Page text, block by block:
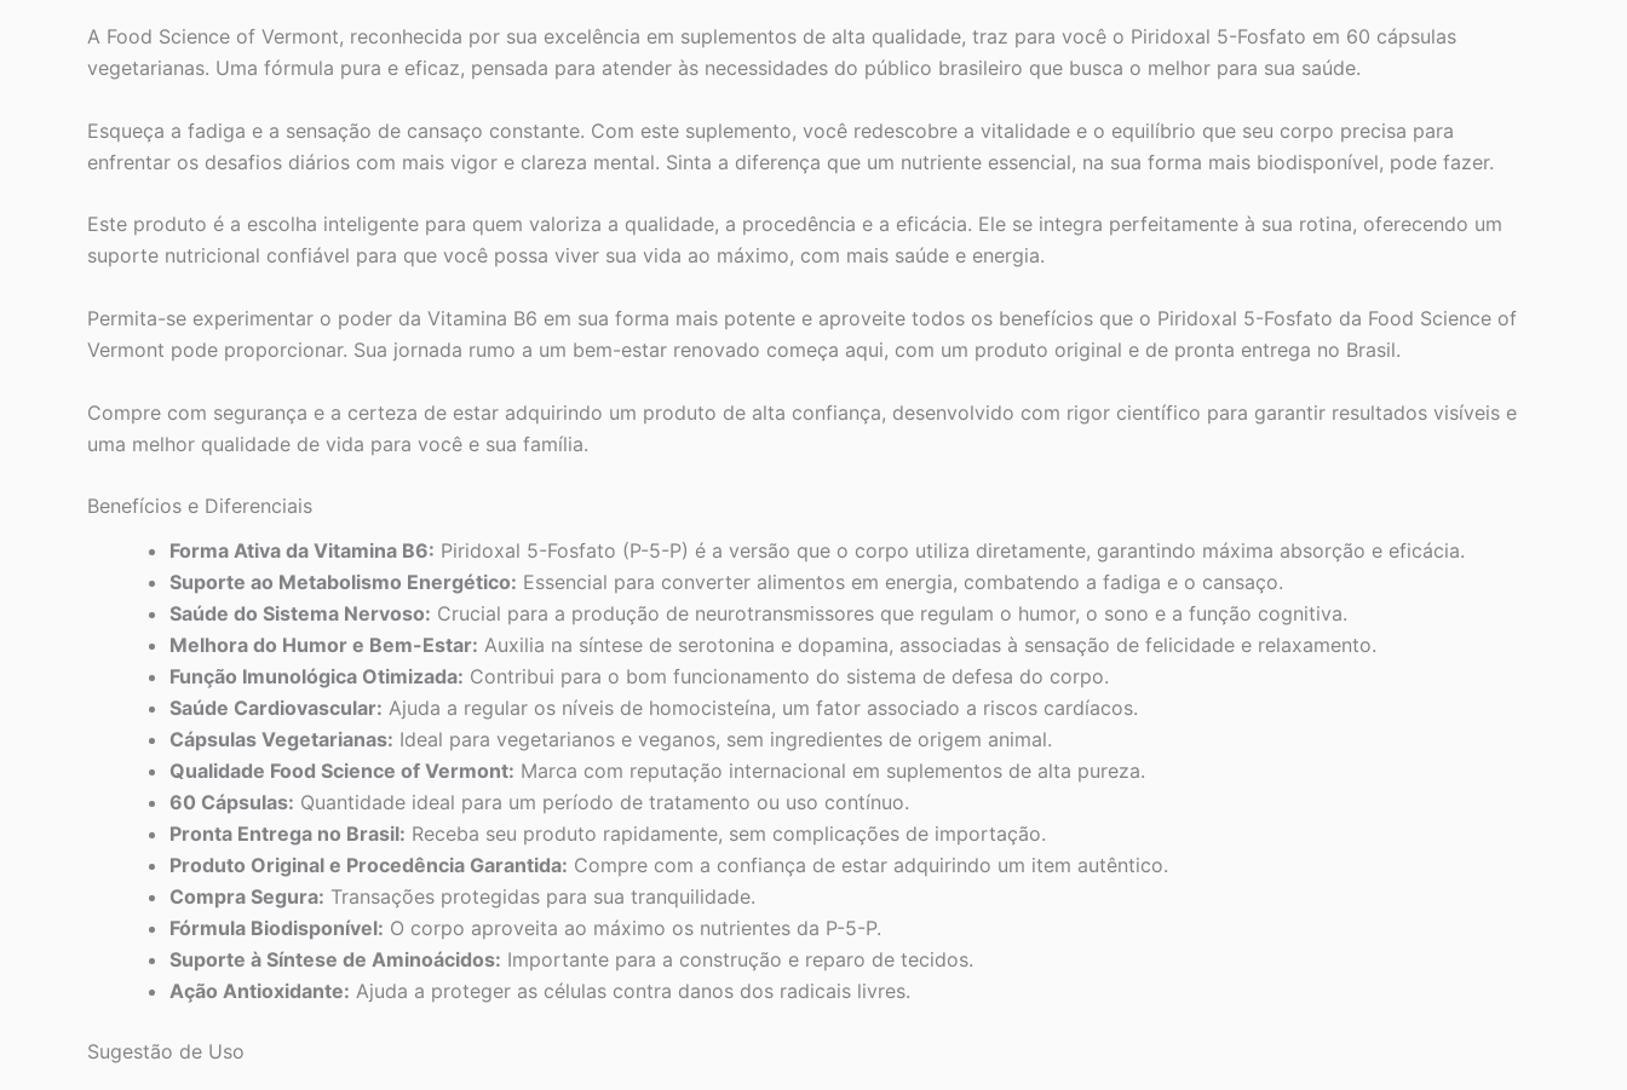
A Food Science of Vermont, reconhecida por sua excelência em suplementos de alta qualidade, traz para você o Piridoxal 5-Fosfato em 60 cápsulas
vegetarianas. Uma fórmula pura e eficaz, pensada para atender às necessidades do público brasileiro que busca o melhor para sua saúde.
Esqueça a fadiga e a sensação de cansaço constante. Com este suplemento, você redescobre a vitalidade e o equilíbrio que seu corpo precisa para
enfrentar os desafios diários com mais vigor e clareza mental. Sinta a diferença que um nutriente essencial, na sua forma mais biodisponível, pode fazer.
Este produto é a escolha inteligente para quem valoriza a qualidade, a procedência e a eficácia. Ele se integra perfeitamente à sua rotina, oferecendo um
suporte nutricional confiável para que você possa viver sua vida ao máximo, com mais saúde e energia.
Permita-se experimentar o poder da Vitamina B6 em sua forma mais potente e aproveite todos os benefícios que o Piridoxal 5-Fosfato da Food Science of
Vermont pode proporcionar. Sua jornada rumo a um bem-estar renovado começa aqui, com um produto original e de pronta entrega no Brasil.
Compre com segurança e a certeza de estar adquirindo um produto de alta confiança, desenvolvido com rigor científico para garantir resultados visíveis e
uma melhor qualidade de vida para você e sua família.
Benefícios e Diferenciais
Forma Ativa da Vitamina B6: Piridoxal 5-Fosfato (P-5-P) é a versão que o corpo utiliza diretamente, garantindo máxima absorção e eficácia.
Suporte ao Metabolismo Energético: Essencial para converter alimentos em energia, combatendo a fadiga e o cansaço.
Saúde do Sistema Nervoso: Crucial para a produção de neurotransmissores que regulam o humor, o sono e a função cognitiva.
Melhora do Humor e Bem-Estar: Auxilia na síntese de serotonina e dopamina, associadas à sensação de felicidade e relaxamento.
Função Imunológica Otimizada: Contribui para o bom funcionamento do sistema de defesa do corpo.
Saúde Cardiovascular: Ajuda a regular os níveis de homocisteína, um fator associado a riscos cardíacos.
Cápsulas Vegetarianas: Ideal para vegetarianos e veganos, sem ingredientes de origem animal.
Qualidade Food Science of Vermont: Marca com reputação internacional em suplementos de alta pureza.
60 Cápsulas: Quantidade ideal para um período de tratamento ou uso contínuo.
Pronta Entrega no Brasil: Receba seu produto rapidamente, sem complicações de importação.
Produto Original e Procedência Garantida: Compre com a confiança de estar adquirindo um item autêntico.
Compra Segura: Transações protegidas para sua tranquilidade.
Fórmula Biodisponível: O corpo aproveita ao máximo os nutrientes da P-5-P.
Suporte à Síntese de Aminoácidos: Importante para a construção e reparo de tecidos.
Ação Antioxidante: Ajuda a proteger as células contra danos dos radicais livres.
Sugestão de Uso